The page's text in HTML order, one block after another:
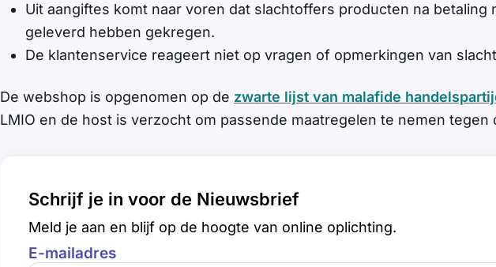
Uit aangiftes komt naar voren dat slachtoffers producten na betaling
geleverd hebben gekregen.
De klantenservice reageert niet op vragen of opmerkingen van
De webshop is opgenomen op de zwarte lijst van malafide
LMIO en de host is verzocht om passende maatregelen te nemen tegen
Schrijf je in voor de Nieuwsbrief
Meld je aan en blijf op de hoogte van online oplichting.
E-mailadres